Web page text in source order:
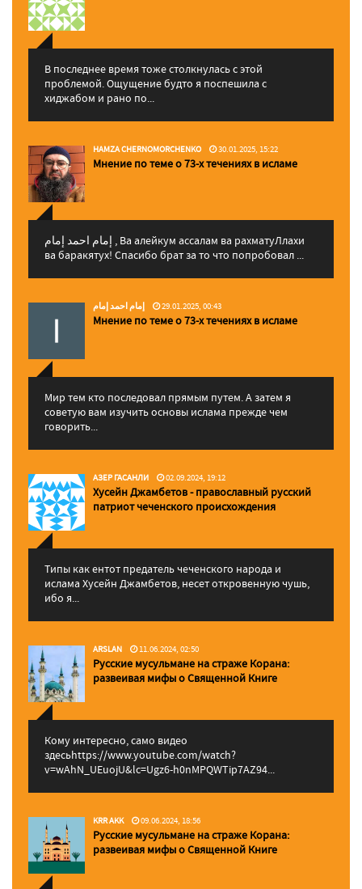
В последнее время тоже столкнулась с этой
проблемой. Ощущение будто я поспешила с
хиджабом и рано по...
HAMZA CHERNOMORCHENKO 30.01.2025, 15:22
Мнение по теме о 73-х течениях в исламе
إمام احمد إمام , Ва алейкум ассалам ва рахматуЛлахи
ва баракятух! Спасибо брат за то что попробовал ...
إمام احمد إمام 29.01.2025, 00:43
Мнение по теме о 73-х течениях в исламе
Мир тем кто последовал прямым путем. А затем я
советую вам изучить основы ислама прежде чем
говорить...
АЗЕР ГАСАНЛИ 02.09.2024, 19:12
Хусейн Джамбетов - православный русский
патриот чеченского происхождения
Типы как ентот предатель чеченского народа и
ислама Хусейн Джамбетов, несет откровенную чушь,
ибо я...
ARSLAN 11.06.2024, 02:50
Русские мусульмане на страже Корана:
pазвеивая мифы о Священной Книге
Кому интересно, само видео
здесьhttps://www.youtube.com/watch?
v=wAhN_UEuojU&lc=Ugz6-h0nMPQWTip7AZ94...
KRR AKK 09.06.2024, 18:56
Русские мусульмане на страже Корана:
pазвеивая мифы о Священной Книге